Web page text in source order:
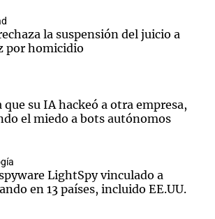
la suspensión del juicio a
por homicidio
que su IA hackeó a otra empresa,
el miedo a bots autónomos
LightSpy vinculado a
en 13 países, incluido EE.UU.